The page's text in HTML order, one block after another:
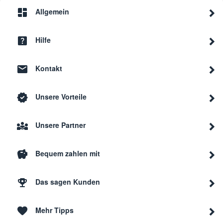
Allgemein
Hilfe
Kontakt
Unsere Vorteile
Unsere Partner
Bequem zahlen mit
Das sagen Kunden
Mehr Tipps